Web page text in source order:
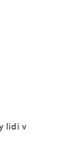
lidi v